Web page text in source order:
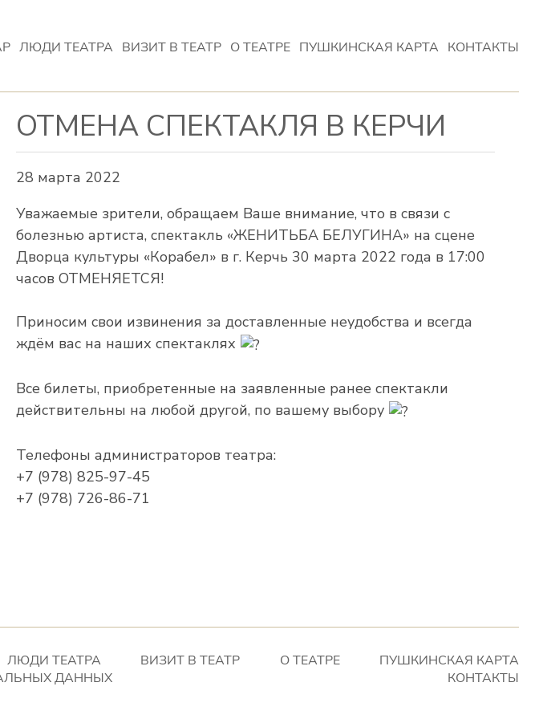
ЛЮДИ ТЕАТРА ВИЗИТ В ТЕАТР О ТЕАТРЕ ПУШКИНСКАЯ КАРТА КОНТАКТЫ
ОТМЕНА СПЕКТАКЛЯ В КЕРЧИ
28 марта 2022
Уважаемые зрители, обращаем Ваше внимание, что в связи с
болезнью артиста, спектакль «ЖЕНИТЬБА БЕЛУГИНА» на сцене
Дворца культуры «Корабел» в г. Керчь 30 марта 2022 года в 17:00
часов ОТМЕНЯЕТСЯ!
Приносим свои извинения за доставленные неудобства и всегда
ждём вас на наших спектаклях
Все билеты, приобретенные на заявленные ранее спектакли
действительны на любой другой, по вашему выбору
Телефоны администраторов театра:
+7 (978) 825-97-45
+7 (978) 726-86-71
ЛЮДИ ТЕАТРА ВИЗИТ В ТЕАТР О ТЕАТРЕ
ПУШКИНСКАЯ КАРТА
ДАННЫХ
КОНТАКТЫ